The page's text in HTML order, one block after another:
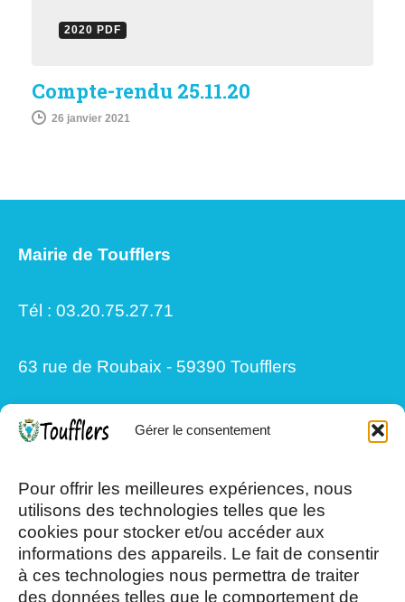
Gérer le consentement
Pour offrir les meilleures expériences, nous
utilisons des technologies telles que les
cookies pour stocker et/ou accéder aux
informations des appareils. Le fait de consentir
à ces technologies nous permettra de traiter
des données telles que le comportement de
2020 PDF
Compte-rendu 25.11.20
26 janvier 2021
Mairie de Toufflers
Tél : 03.20.75.27.71
63 rue de Roubaix - 59390 Toufflers
13h30/17h15
Mercredi et Samedi : 8h- 12h